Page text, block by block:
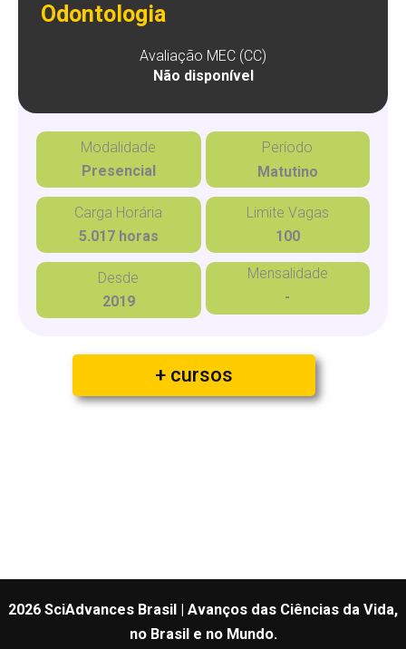
Odontologia
Avaliação MEC (CC)
Não disponível
Modalidade
Presencial
Período
Matutino
Carga Horária
5.017 horas
Limite Vagas
100
Desde
2019
Mensalidade
-
+ cursos
2026 SciAdvances Brasil | Avanços das Ciências da Vida,
no Brasil e no Mundo.